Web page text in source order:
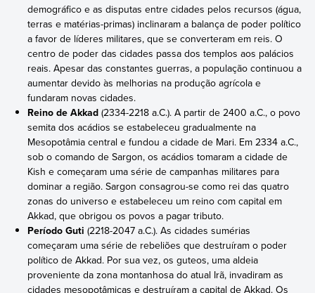
demográfico e as disputas entre cidades pelos recursos (água,
terras e matérias-primas) inclinaram a balança de poder político
a favor de líderes militares, que se converteram em reis. O
centro de poder das cidades passa dos templos aos palácios
reais. Apesar das constantes guerras, a população continuou a
aumentar devido às melhorias na produção agrícola e
fundaram novas cidades.
Reino de Akkad(2334-2218 a.C.). A partir de 2400 a.C., o povo
semita dos acádios se estabeleceu gradualmente na
Mesopotâmia central e fundou a cidade de Mari. Em 2334 a.C.,
sob o comando de Sargon, os acádios tomaram a cidade de
Kish e começaram uma série de campanhas militares para
dominar a região. Sargon consagrou-se como rei das quatro
zonas do universo e estabeleceu um reino com capital em
Akkad, que obrigou os povos a pagar tributo.
Período Guti(2218-2047 a.C.). As cidades sumérias
começaram uma série de rebeliões que destruíram o poder
político de Akkad. Por sua vez, os guteos, uma aldeia
proveniente da zona montanhosa do atual Irã, invadiram as
cidades mesopotâmicas e destruíram a capital de Akkad. Os